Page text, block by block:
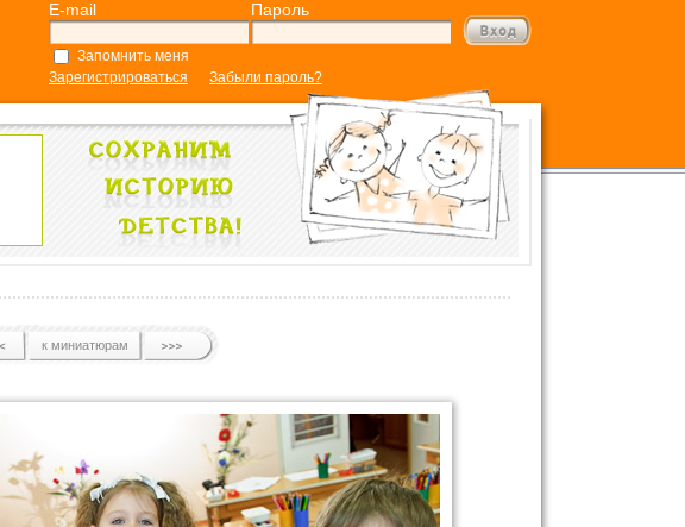
E-mail Пароль
Запомнить меня
Зарегистрироваться
Забыли пароль?
к миниатюрам